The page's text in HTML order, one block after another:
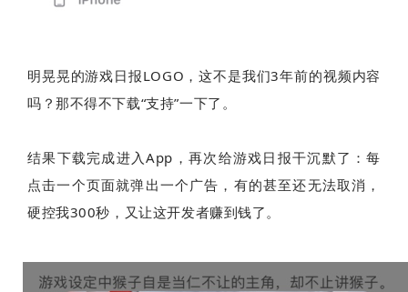
明晃晃的游戏日报LOGO，这不是我们3年前的视频内容
吗？那不得不下载“支持”一下了。
结果下载完成进入App，再次给游戏日报干沉默了：每
点击一个页面就弹出一个广告，有的甚至还无法取消，
硬控我300秒，又让这开发者赚到钱了。